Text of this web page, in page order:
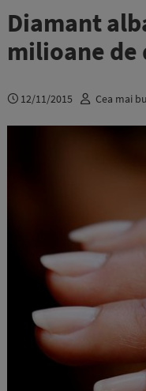
Diamant
milioane de
12/11/2015 Cea mai